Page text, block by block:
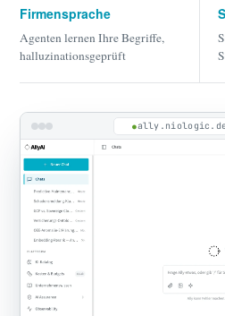
Firmensprache
Agenten lernen Ihre Begriffe,
halluzinationsgeprüft
●